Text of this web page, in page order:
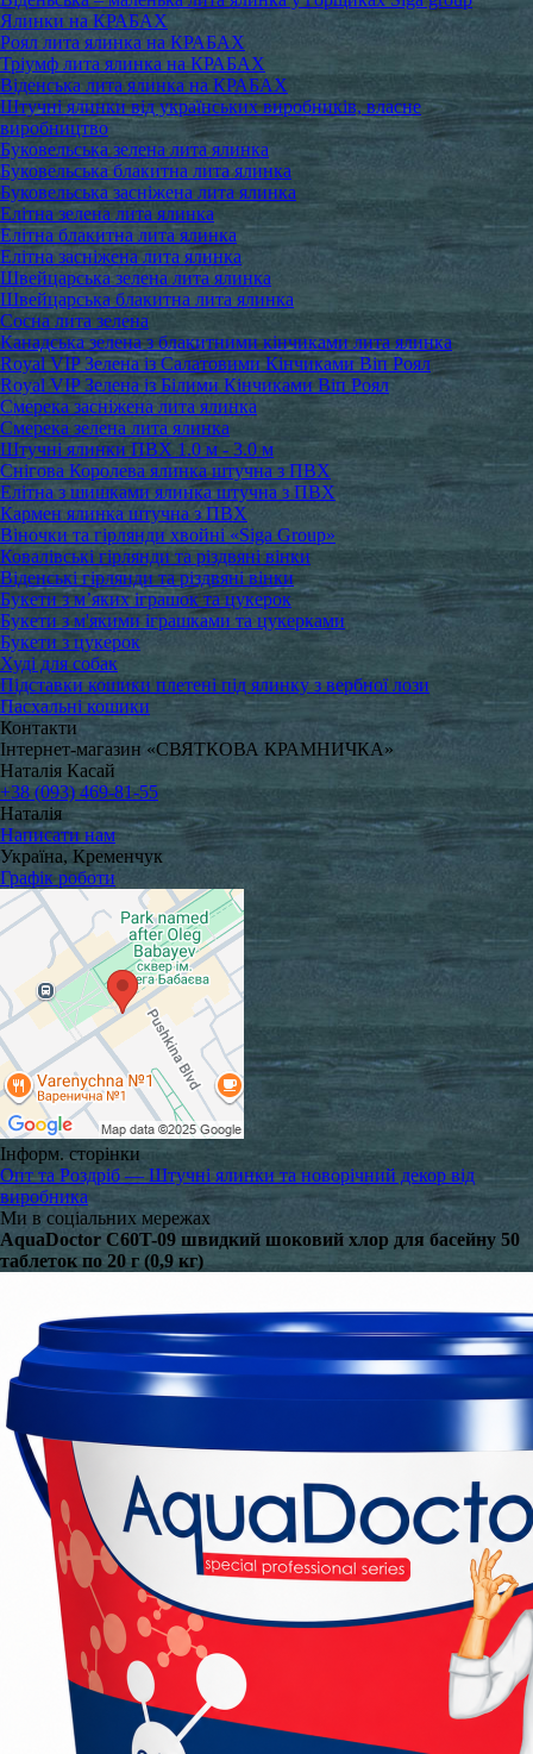
Ялинки на КРАБАХ
Роял лита ялинка на КРАБАХ
Тріумф лита ялинка на КРАБАХ
Віденська лита ялинка на КРАБАХ
Штучні ялинки від українських виробників, власне
виробництво
Буковельська зелена лита ялинка
Буковельська блакитна лита ялинка
Буковельська засніжена лита ялинка
Елітна зелена лита ялинка
Елітна блакитна лита ялинка
Елітна засніжена лита ялинка
Швейцарська зелена лита ялинка
Швейцарська блакитна лита ялинка
Сосна лита зелена
Канадська зелена з блакитними кінчиками лита ялинка
Royal VIP Зелена із Салатовими Кінчиками Віп Роял
Royal VIP Зелена із Білими Кінчиками Віп Роял
Смерека засніжена лита ялинка
Смерека зелена лита ялинка
Штучні ялинки ПВХ 1.0 м - 3.0 м
Снігова Королева ялинка штучна з ПВХ
Елітна з шишками ялинка штучна з ПВХ
Кармен ялинка штучна з ПВХ
Віночки та гірлянди хвойні «Siga Group»
Ковалівські гірлянди та різдвяні вінки
Віденські гірлянди та різдвяні вінки
Букети з м’яких іграшок та цукерок
Букети з м'якими іграшками та цукерками
Букети з цукерок
Худі для собак
Підставки кошики плетені під ялинку з вербної лози
Пасхальні кошики
Контакти
Інтернет-магазин «СВЯТКОВА КРАМНИЧКА»
Наталія Касай
+38 (093) 469-81-55
Наталія
Написати нам
Україна, Кременчук
Графік роботи
Інформ. сторінки
Опт та Роздріб — Штучні ялинки та новорічний декор від
виробника
Ми в соціальних мережах
AquaDoctor C60T-09 швидкий шоковий хлор для басейну 50
таблеток по 20 г (0,9 кг)